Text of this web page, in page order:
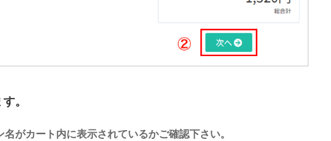
。
がカート内に表示されているかご確認下さい。